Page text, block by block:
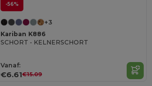
-56%
+3
Kariban K886
SCHORT - KELNERSCHORT
Vanaf:
€6.61€15.09